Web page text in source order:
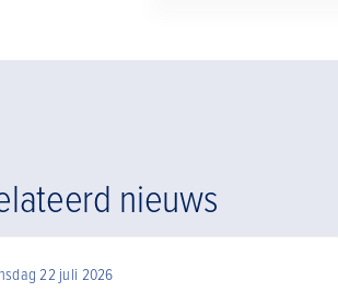
nieuws
22 juli 2026